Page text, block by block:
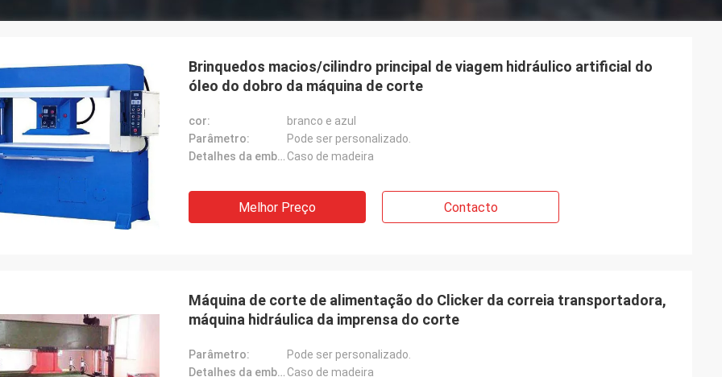
Brinquedos macios/cilindro principal de viagem hidráulico artificial do
óleo do dobro da máquina de corte
cor:
branco e azul
Parâmetro:
Pode ser personalizado.
Detalhes da embalagem: Caso de madeira
Melhor Preço Contacto
Máquina de corte de alimentação do Clicker da correia transportadora,
máquina hidráulica da imprensa do corte
Parâmetro:
Pode ser personalizado.
Detalhes da embalagem: Caso de madeira